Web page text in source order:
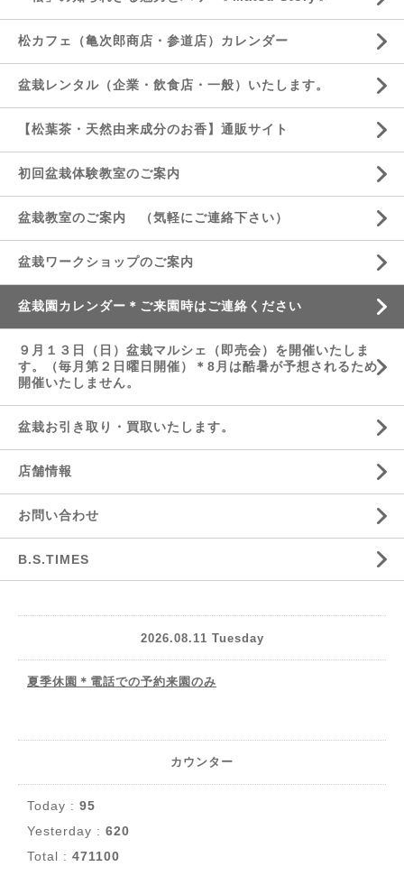
松カフェ（亀次郎商店・参道店）カレンダー
盆栽レンタル（企業・飲食店・一般）いたします。
【松葉茶・天然由来成分のお香】通販サイト
初回盆栽体験教室のご案内
盆栽教室のご案内 （気軽にご連絡下さい）
盆栽ワークショップのご案内
盆栽園カレンダー＊ご来園時はご連絡ください
９月１３日（日）盆栽マルシェ（即売会）を開催いたしま
す。（毎月第２日曜日開催）＊8月は酷暑が予想されるため
開催いたしません。
盆栽お引き取り・買取いたします。
店舗情報
お問い合わせ
B.S.TIMES
2026.08.11 Tuesday
夏季休園＊電話での予約来園のみ
カウンター
Today : 95
Yesterday : 620
Total : 471100